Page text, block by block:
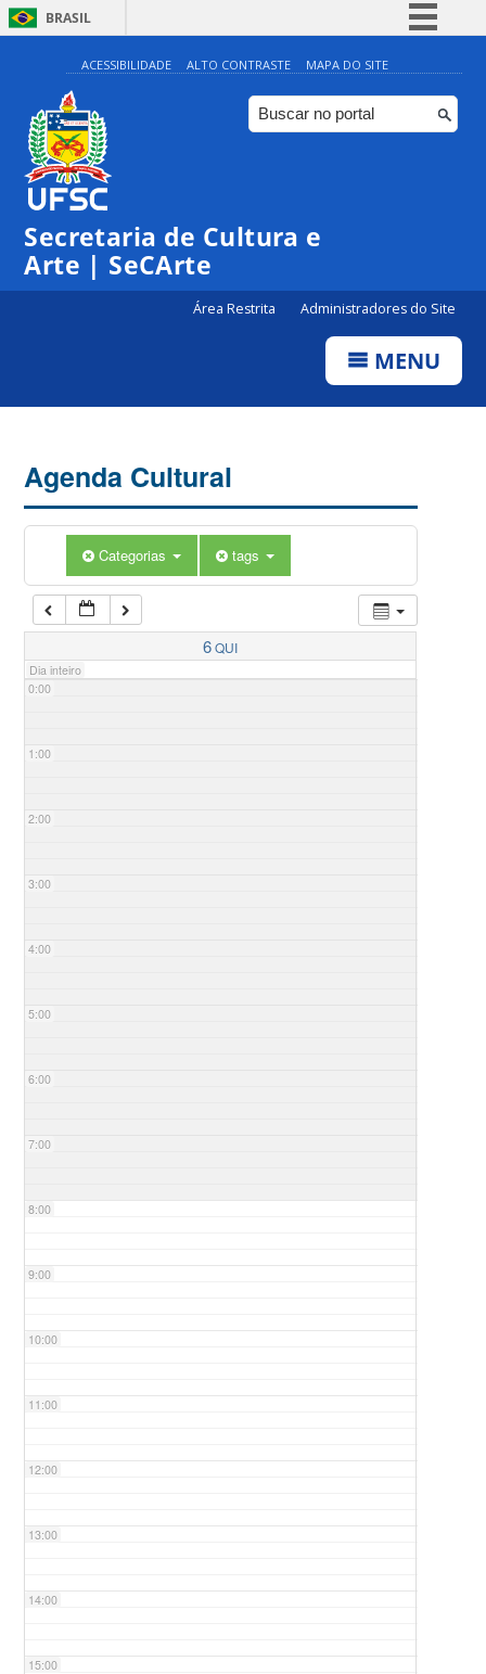
BRASIL
Simplifique!
Comunica BR
Participe
ACESSIBILIDADE ALTO CONTRASTE MAPA DO SITE
Secretaria de Cultura e
Arte | SeCArte
Área Restrita Administradores do Site
MENU
Agenda Cultural
Categorias tags
6QUI
Dia inteiro
0:00
1:00
2:00
3:00
4:00
5:00
6:00
7:00
8:00
9:00
10:00
11:00
12:00
13:00
14:00
15:00